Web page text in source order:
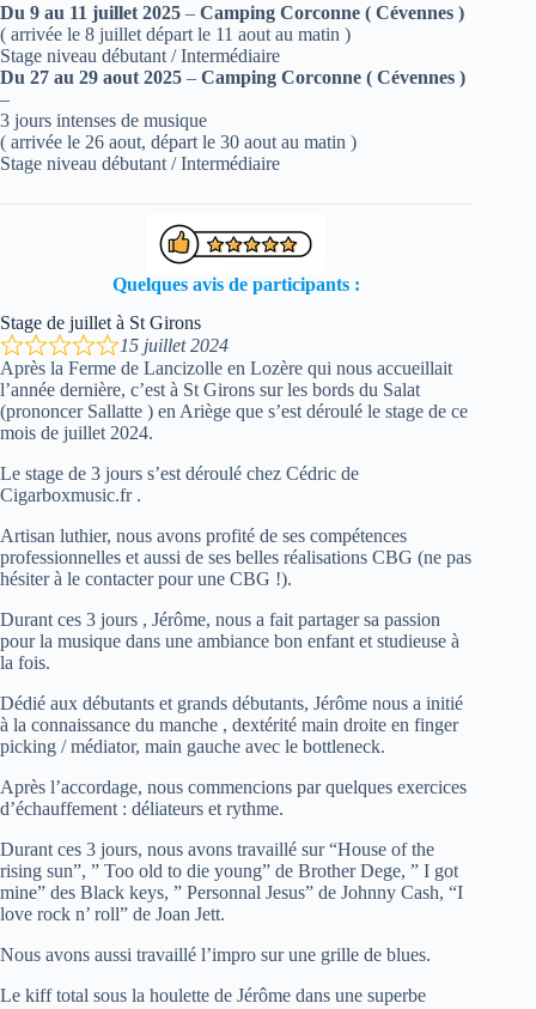
Du 9 au 11 juillet 2025 – Camping Corconne ( Cévennes )
( arrivée le 8 juillet départ le 11 aout au matin )
Stage niveau débutant / Intermédiaire
Du 27 au 29 aout 2025 – Camping Corconne ( Cévennes )
–
3 jours intenses de musique
( arrivée le 26 aout, départ le 30 aout au matin )
Stage niveau débutant / Intermédiaire
Quelques avis de participants :
Stage de juillet à St Girons
15 juillet 2024
Après la Ferme de Lancizolle en Lozère qui nous accueillait
l’année dernière, c’est à St Girons sur les bords du Salat
(prononcer Sallatte ) en Ariège que s’est déroulé le stage de ce
mois de juillet 2024.
Le stage de 3 jours s’est déroulé chez Cédric de
Cigarboxmusic.fr .
Artisan luthier, nous avons profité de ses compétences
professionnelles et aussi de ses belles réalisations CBG (ne pas
hésiter à le contacter pour une CBG !).
Durant ces 3 jours , Jérôme, nous a fait partager sa passion
pour la musique dans une ambiance bon enfant et studieuse à
la fois.
Dédié aux débutants et grands débutants, Jérôme nous a initié
à la connaissance du manche , dextérité main droite en finger
picking / médiator, main gauche avec le bottleneck.
Après l’accordage, nous commencions par quelques exercices
d’échauffement : déliateurs et rythme.
Durant ces 3 jours, nous avons travaillé sur “House of the
rising sun”, ” Too old to die young” de Brother Dege, ” I got
mine” des Black keys, ” Personnal Jesus” de Johnny Cash, “I
love rock n’ roll” de Joan Jett.
Nous avons aussi travaillé l’impro sur une grille de blues.
Le kiff total sous la houlette de Jérôme dans une superbe